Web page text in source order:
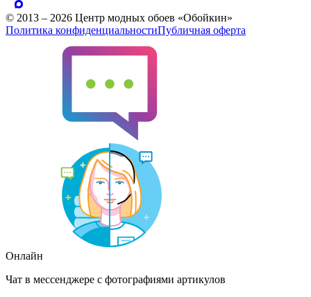
© 2013 – 2026 Центр модных обоев «Обойкин»
Политика конфиденциальностиПубличная оферта
Онлайн
Чат в мессенджере с фотографиями артикулов